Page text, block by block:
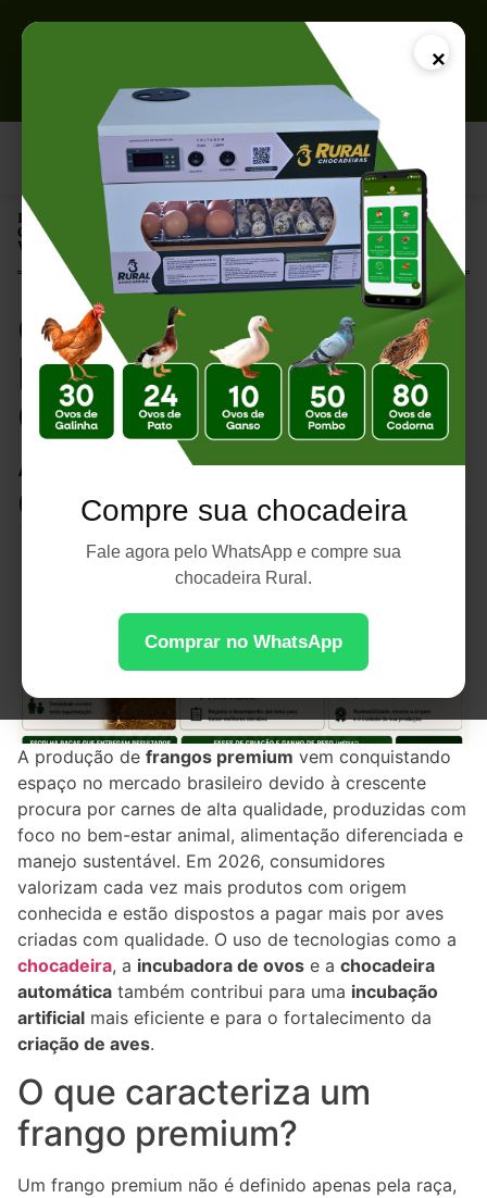
×
Compre sua chocadeira
Fale agora pelo WhatsApp e compre sua
chocadeira Rural.
Comprar no WhatsApp
Página Inicial |
Como Produzir Frangos Premium: Guia Completo para Agregar
Valor à sua Criação
Como Produzir
Frangos Premium:
Guia Completo para
Agregar Valor à sua
Criação
A produção de frangos premium vem conquistando
espaço no mercado brasileiro devido à crescente
procura por carnes de alta qualidade, produzidas com
foco no bem-estar animal, alimentação diferenciada e
manejo sustentável. Em 2026, consumidores
valorizam cada vez mais produtos com origem
conhecida e estão dispostos a pagar mais por aves
criadas com qualidade. O uso de tecnologias como a
chocadeira, a incubadora de ovos e a chocadeira
automática também contribui para uma incubação
artificial mais eficiente e para o fortalecimento da
criação de aves.
O que caracteriza um
frango premium?
Um frango premium não é definido apenas pela raça,